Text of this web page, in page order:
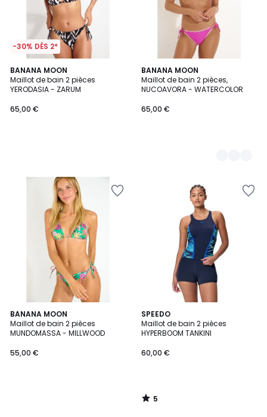
-30% DÈS 2*
BANANA MOON
Maillot de bain 2 pièces
YERODASIA - ZARUM
65,00 €
BANANA MOON
Maillot de bain 2 pièces,
NUCOAVORA - WATERCOLOR
65,00 €
3
Couleurs
BANANA MOON
Maillot de bain 2 pièces
MUNDOMASSA - MILLWOOD
55,00 €
SPEEDO
Maillot de bain 2 pièces
HYPERBOOM TANKINI
60,00 €
5
/
5
5
/